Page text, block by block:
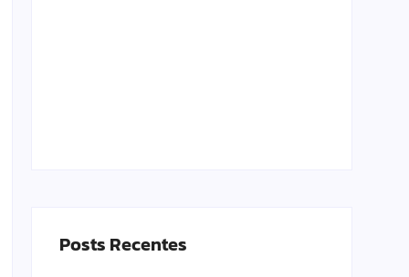
Posts Recentes